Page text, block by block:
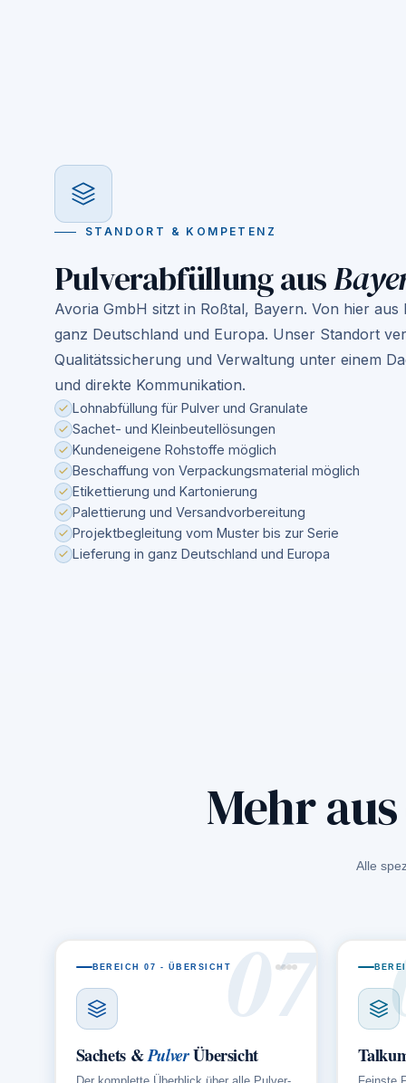
STANDORT & KOMPETENZ
Pulverabfüllung aus
Avoria GmbH sitzt in Roßtal, Bayern. Von hier
ganz Deutschland und Europa. Unser Standort
Qualitätssicherung und Verwaltung unter einem
und direkte Kommunikation.
Lohnabfüllung für Pulver und Granulate
Sachet- und Kleinbeutellösungen
Kundeneigene Rohstoffe möglich
Beschaffung von Verpackungsmaterial möglich
Etikettierung und Kartonierung
Palettierung und Versandvorbereitung
Projektbegleitung vom Muster bis zur Serie
Lieferung in ganz Deutschland und Europa
Mehr
Alle
07
BEREICH 07 - ÜBERSICHT
Sachets &PulverÜbersicht